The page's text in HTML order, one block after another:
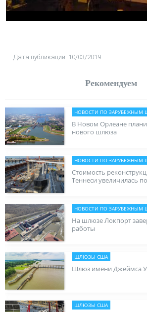
Дата публикации: 10/03/2019
Рекомендуем
НОВОСТИ ПО ЗАРУБЕЖНЫМ
В Новом Орлеане
нового шлюза
НОВОСТИ ПО ЗАРУБЕЖНЫМ
Стоимость
Теннеси увеличилась
НОВОСТИ ПО ЗАРУБЕЖНЫМ
На шлюзе Локпорт
работы
ШЛЮЗЫ США
Шлюз имени Джеймса
ШЛЮЗЫ США